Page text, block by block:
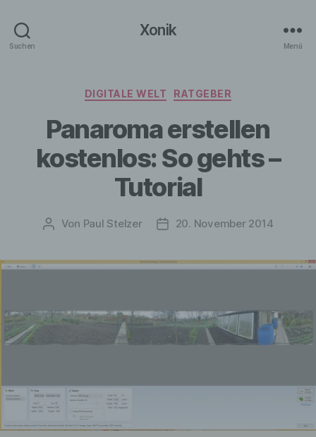
Suchen
Xonik
Menü
Kategorien
DIGITALE WELT RATGEBER
Panaroma erstellen
kostenlos: So gehts –
Tutorial
Beitragsautor
Von Paul Stelzer Veröffentlichungsdatum
20. November 2014